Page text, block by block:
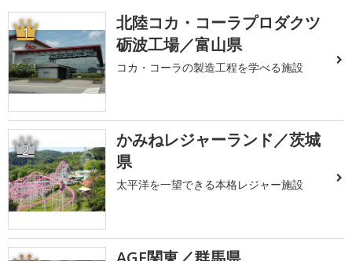
1
北陸コカ・コーラプロダクツ
砺波工場／富山県
コカ・コーラの製造工程を学べる施設
2
かみねレジャーランド／茨城
県
太平洋を一望できる本格レジャー施設